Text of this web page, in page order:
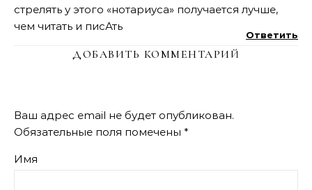
стрелять у этого «нотариуса» получается лучше,
чем читать и писАть
Ответить
ДОБАВИТЬ КОММЕНТАРИЙ
Ваш адрес email не будет опубликован.
Обязательные поля помечены *
Имя